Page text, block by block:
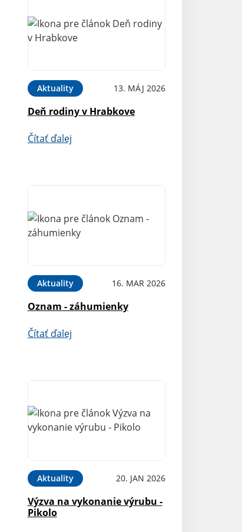
Aktuality 13. MÁJ 2026
Deň rodiny v Hrabkove
Čítať ďalej
Aktuality 16. MAR 2026
Oznam - záhumienky
Čítať ďalej
Aktuality 20. JAN 2026
Výzva na vykonanie výrubu -
Pikolo